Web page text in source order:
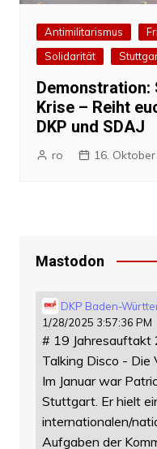
Antimilitarismus
Solidarität
Krise – Reiht
DKP und SDAJ
ro 16.
Mastodon
DKP Baden-
1/28/2025 3:57:36 PM
# 19 Jahresauftakt
Talking Disco - Die
Im Januar war
Stuttgart. Er hielt
internationalen/
Aufgaben der